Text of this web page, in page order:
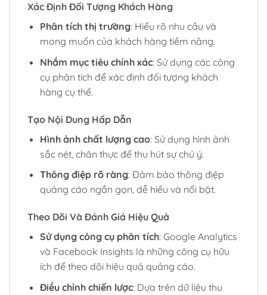
Xác Định Đối Tượng Khách Hàng
Phân tích thị trường: Hiểu rõ nhu cầu và
mong muốn của khách hàng tiềm năng.
Nhắm mục tiêu chính xác: Sử dụng các công
cụ phân tích để xác định đối tượng khách
hàng cụ thể.
Tạo Nội Dung Hấp Dẫn
Hình ảnh chất lượng cao: Sử dụng hình ảnh
sắc nét, chân thực để thu hút sự chú ý.
Thông điệp rõ ràng: Đảm bảo thông điệp
quảng cáo ngắn gọn, dễ hiểu và nổi bật.
Theo Dõi Và Đánh Giá Hiệu Quả
Sử dụng công cụ phân tích: Google Analytics
và Facebook Insights là những công cụ hữu
ích để theo dõi hiệu quả quảng cáo.
Điều chỉnh chiến lược: Dựa trên dữ liệu thu